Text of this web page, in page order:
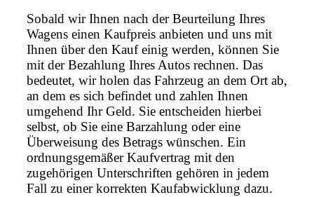
Sobald wir Ihnen nach der Beurteilung Ihres
Wagens einen Kaufpreis anbieten und uns mit
Ihnen über den Kauf einig werden, können Sie
mit der Bezahlung Ihres Autos rechnen. Das
bedeutet, wir holen das Fahrzeug an dem Ort ab,
an dem es sich befindet und zahlen Ihnen
umgehend Ihr Geld. Sie entscheiden hierbei
selbst, ob Sie eine Barzahlung oder eine
Überweisung des Betrags wünschen. Ein
ordnungsgemäßer Kaufvertrag mit den
zugehörigen Unterschriften gehören in jedem
Fall zu einer korrekten Kaufabwicklung dazu.